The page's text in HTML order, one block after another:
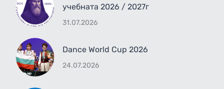
учебната 2026 / 2027г
31.07.2026
Dance World Cup 2026
24.07.2026